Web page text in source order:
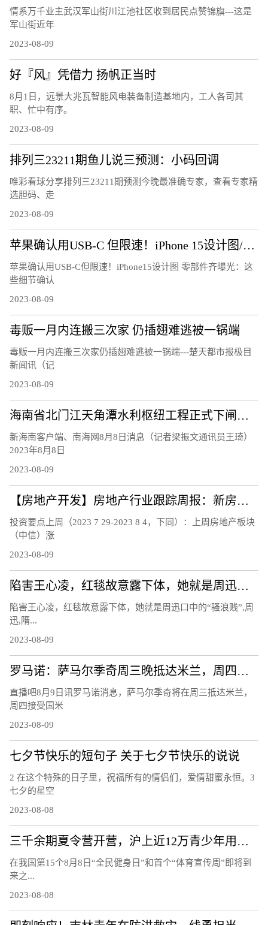
情系万千业主武汉军山街川江池社区收到居民点赞锦旗---这是
军山街近年
2023-08-09
好『风』凭借力 扬帆正当时
8月1日，远景大兆瓦智能风电装备制造基地内，工人各司其
职、忙中有序。
2023-08-09
排列三23211期鱼儿说三预测：小码回调
唯彩看球分享排列三23211期预测今晚最准确专家，查看专家精
选胆码、走
2023-08-09
苹果确认用USB-C 但限速！iPhone 15设计图/零部件齐曝光：这些细节确认
苹果确认用USB-C但限速！iPhone15设计图 零部件齐曝光：这
些细节确认
2023-08-09
毒贩一月内连搬三次家 仍插翅难逃被一锅端
毒贩一月内连搬三次家仍插翅难逃被一锅端---楚天都市报极目
新闻讯（记
2023-08-09
海南省北门江天角潭水利枢纽工程正式下闸蓄水
新海南客户端、南海网8月8日消息（记者梁振文通讯员王琦）
2023年8月8日
2023-08-09
【房地产开发】房地产行业跟踪周报：新房二手房销售持续下行，南京郑州等地发布楼市新政
投资要点上周（2023 7 29-2023 8 4，下同）：上周房地产板块
（中信）涨
2023-08-09
陷害王心凌，红毯故意露下体，她就是周迅口中的“骚浪贱”
陷害王心凌，红毯故意露下体，她就是周迅口中的“骚浪贱”,周
迅,隋...
2023-08-09
罗马诺：萨马尔季奇周三晚抵达米兰，周四上午接受国米体检
直播吧8月9日讯罗马诺消息，萨马尔季奇将在周三抵达米兰，
周四接受国米
2023-08-09
七夕节快乐的短句子 关于七夕节快乐的说说
2 在这个特殊的日子里，祝福所有的情侣们，爱情甜蜜永恒。3
七夕的星空
2023-08-08
三千余期夏令营开营，沪上近12万青少年用运动欢度暑假
在我国第15个8月8日“全民健身日”和首个“体育宣传周”即将到
来之...
2023-08-08